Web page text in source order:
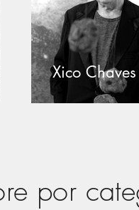
Xico Chaves
por